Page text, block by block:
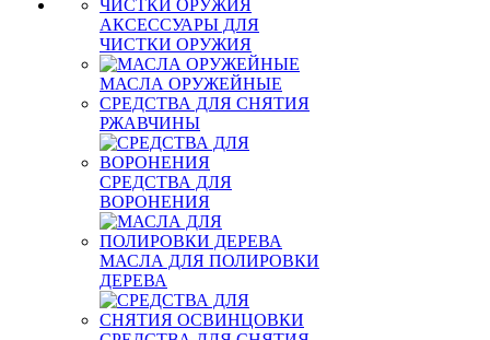
АКСЕССУАРЫ ДЛЯ
ЧИСТКИ ОРУЖИЯ
МАСЛА ОРУЖЕЙНЫЕ
СРЕДСТВА ДЛЯ СНЯТИЯ
РЖАВЧИНЫ
СРЕДСТВА ДЛЯ
ВОРОНЕНИЯ
МАСЛА ДЛЯ ПОЛИРОВКИ
ДЕРЕВА